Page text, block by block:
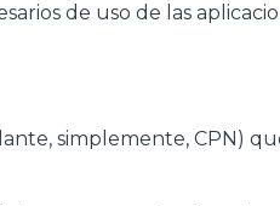
de uso de las
simplemente, CPN)